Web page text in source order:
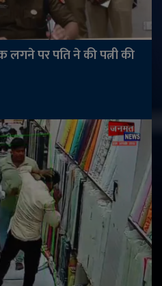
पर पति ने की पत्नी की